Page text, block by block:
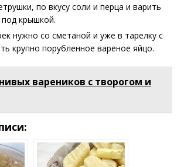
по вкусу соли и перца и варить
крышкой.
нужно со сметаной и уже в тарелку с
крупно порубленное вареное яйцо.
вареников с творогом и